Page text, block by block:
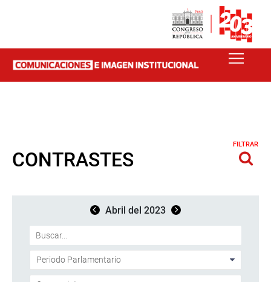
CONTRASTES
FILTRAR
Abril del 2023